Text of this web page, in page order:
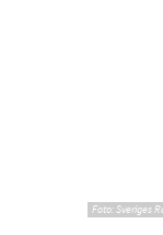
Foto:Sveriges